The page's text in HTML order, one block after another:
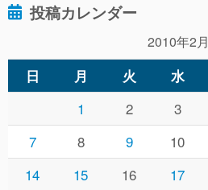
o
k
投稿カレンダー
2010年2月
日 月 火 水
1 2 3
7
8 9 10
14
15 16 17